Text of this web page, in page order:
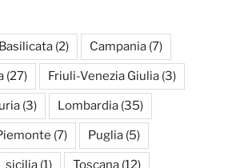
Basilicata (2) Campania (7)
(27) Friuli-Venezia Giulia (3)
(3) Lombardia (35)
(7) Puglia (5)
sicilia (1) Toscana (12)